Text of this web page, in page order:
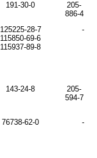
191-30-0
205-
886-4
125225-28-7
115850-69-6
115937-89-8
-
143-24-8
205-
594-7
76738-62-0 -